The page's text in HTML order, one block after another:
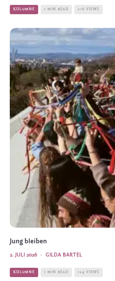
KOLUMNE 1 MIN READ 216 VIEWS
Jung bleiben
GILDA BARTEL
·
2. JULI 2026
KOLUMNE 1 MIN READ 124 VIEWS